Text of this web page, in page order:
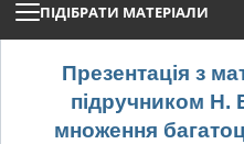
ПІДІБРАТИ МАТЕРІАЛИ
Презентація з
підручником
множення